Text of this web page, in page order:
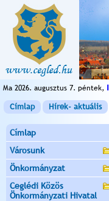
Ma 2026. augusztus 7. péntek,
Címlap Hírek- aktuális
Címlap
Városunk
Önkormányzat
Ceglédi Közös
Önkormányzati Hivatal